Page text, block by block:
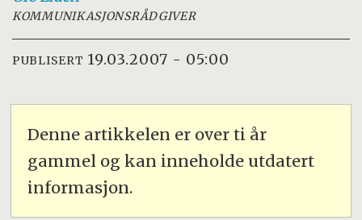
KOMMUNIKASJONSRÅDGIVER
PUBLISERT 19.03.2007 - 05:00
Denne artikkelen er over ti år
gammel og kan inneholde utdatert
informasjon.